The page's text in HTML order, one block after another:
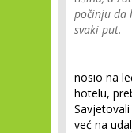
počinju da
svaki put.
nosio na
hotelu,
već na